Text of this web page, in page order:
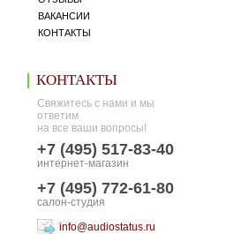
ВАКАНСИИ
КОНТАКТЫ
КОНТАКТЫ
Свяжитесь с нами и мы
ответим
на все ваши вопросы!
+7 (495) 517-83-40
интернет-магазин
+7 (495) 772-61-80
салон-студия
info@audiostatus.ru